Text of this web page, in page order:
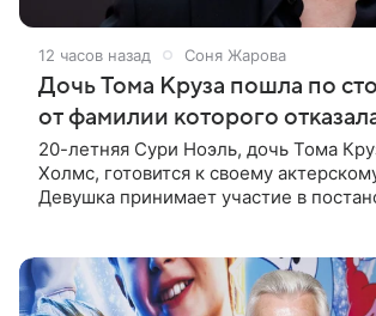
12 часов назад Соня Жарова
Дочь Тома Круза пошла по
от фамилии которого
20-летняя Сури Ноэль, дочь Тома
Холмс, готовится к своему
Девушка принимает участие в